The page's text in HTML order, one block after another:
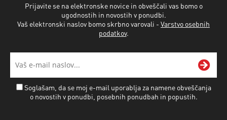
Prijavite se na elektronske novice in obveščali vas bomo o
ugodnostih in novostih v ponudbi.
Vaš elektronski naslov bomo skrbno varovali - Varstvo osebnih
podatkov.
Soglašam, da se moj e-mail uporablja za namene obveščanja
o novostih v ponudbi, posebnih ponudbah in popustih.